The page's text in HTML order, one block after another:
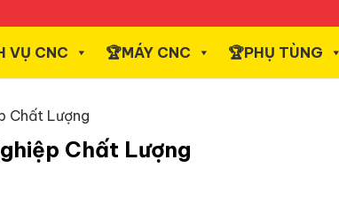
VỤ CNC ️🏆MÁY CNC ️🏆PHỤ TÙNG
Chất Lượng
Chất Lượng